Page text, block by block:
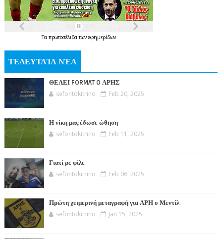
Τα πρωτοσέλιδατων εφημερίδων
ΤΕΛΕΥΤΑΊΑ ΝΈΑ
ΘΕΛΕΙ FORMAT O ΑΡΗΣ
sefontokitrino Feb 20, 2025
Η νίκη μας έδωσε ώθηση
sefontokitrino Feb 11, 2025
Γιατί ρε φίλε
sefontokitrino Feb 06, 2025
Πρώτη χειμερινή μεταγραφή για ΑΡΗ ο Μεντίλ
sefontokitrino Jan 15, 2025